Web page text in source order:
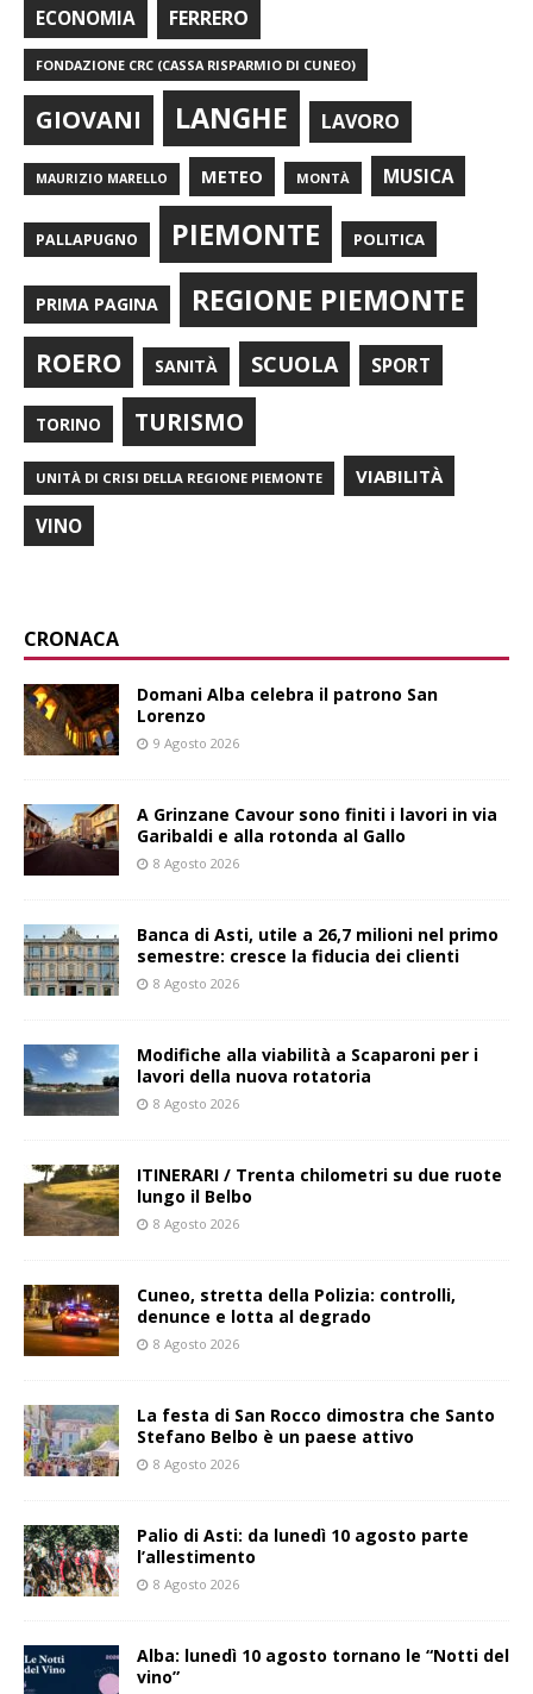
ECONOMIA FERRERO
FONDAZIONE CRC (CASSA RISPARMIO DI CUNEO)
GIOVANI LANGHE LAVORO
MAURIZIO MARELLO METEO MONTÀ MUSICA
PALLAPUGNO PIEMONTE POLITICA
PRIMA PAGINA REGIONE PIEMONTE
ROERO SANITÀ SCUOLA SPORT
TORINO TURISMO
UNITÀ DI CRISI DELLA REGIONE PIEMONTE VIABILITÀ
VINO
CRONACA
Domani Alba celebra il patrono San
Lorenzo
9 Agosto 2026
A Grinzane Cavour sono finiti i lavori in via
Garibaldi e alla rotonda al Gallo
8 Agosto 2026
Banca di Asti, utile a 26,7 milioni nel primo
semestre: cresce la fiducia dei clienti
8 Agosto 2026
Modifiche alla viabilità a Scaparoni per i
lavori della nuova rotatoria
8 Agosto 2026
ITINERARI / Trenta chilometri su due ruote
lungo il Belbo
8 Agosto 2026
Cuneo, stretta della Polizia: controlli,
denunce e lotta al degrado
8 Agosto 2026
La festa di San Rocco dimostra che Santo
Stefano Belbo è un paese attivo
8 Agosto 2026
Palio di Asti: da lunedì 10 agosto parte
l’allestimento
8 Agosto 2026
Alba: lunedì 10 agosto tornano le “Notti del
vino”